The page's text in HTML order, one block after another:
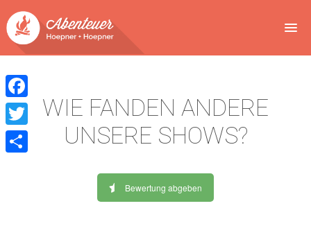
EVENTS
WIE FANDEN ANDERE
UNSERE SHOWS?
Bewertung abgeben
Facebook
Twitter